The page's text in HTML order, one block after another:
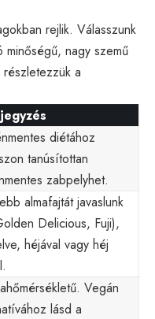
rejlik. Válasszunk
minőségű, nagy szemű
a
diétához
tanúsítottan
zabpelyhet.
almafajtát javaslunk
Delicious, Fuji),
héjával vagy héj
Vegán
lásd a